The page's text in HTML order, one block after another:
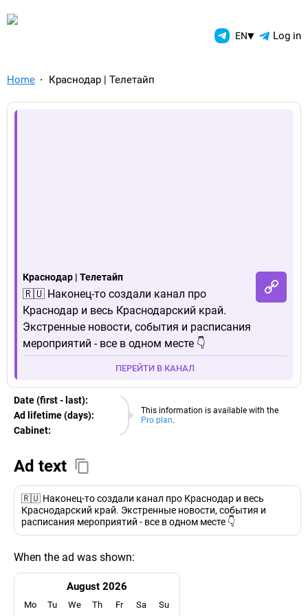
TelegramAds.com — EN▾ Log in
Home Краснодар | Телетайп
Краснодар | Телетайп
🇷🇺 Наконец-то создали канал про
Краснодар и весь Краснодарский край.
Экстренные новости, события и расписания
мероприятий - все в одном месте 👇
ПЕРЕЙТИ В КАНАЛ
This information is available with the
Pro plan.
Date (first - last):
09.08.2026
Ad lifetime (days):
Cabinet:
EURO
Ad text
🇷🇺 Наконец-то создали канал про Краснодар и весь
Краснодарский край. Экстренные новости, события и
расписания мероприятий - все в одном месте 👇
When the ad was shown:
August 2026
Mo Tu We Th Fr Sa Su